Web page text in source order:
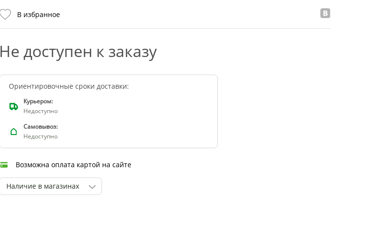
В избранное
Не доступен к заказу
Ориентировочные сроки доставки:
Курьером:
Недоступно
Самовывоз:
Недоступно
Возможна оплата картой на сайте
Наличие в магазинах